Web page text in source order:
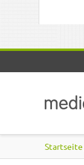
Startseite